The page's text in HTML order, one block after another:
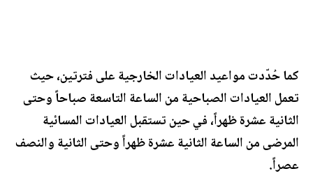
كما حُدّدت مواعيد العيادات الخارجية على فترتين، حيث
تعمل العيادات الصباحية من الساعة التاسعة صباحاً وحتى
الثانية عشرة ظهراً، في حين تستقبل العيادات المسائية
المرضى من الساعة الثانية عشرة ظهراً وحتى الثانية والنصف
عصراً.